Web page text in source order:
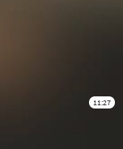
11:27